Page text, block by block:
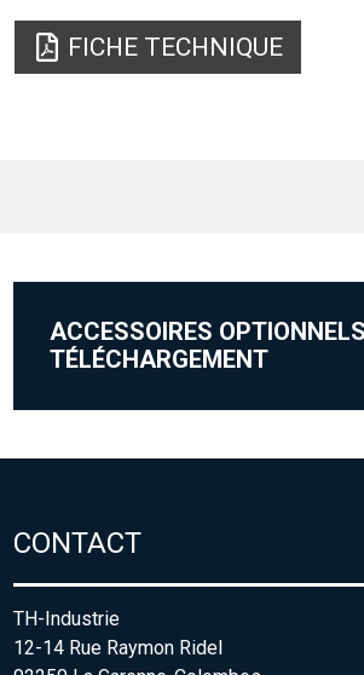
FICHE TECHNIQUE
ACCESSOIRES
TÉLÉCHARGEMENT
CONTACT
TH-Industrie
12-14 Rue Raymon Ridel